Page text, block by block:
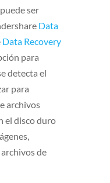
ser
Data
Data Recovery
para
detecta el
para
archivos
el disco duro
de